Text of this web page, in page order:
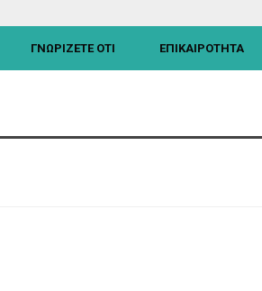
ΓΝΩΡΙΖΕΤΕ ΟΤΙ ΕΠΙΚΑΙΡΟΤΗΤΑ